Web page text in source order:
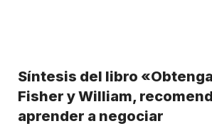
Síntesis del libro
Fisher y William,
aprender a negociar